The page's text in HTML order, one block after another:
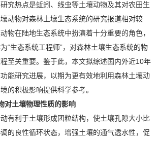
究热点是蚯蚓、线虫等土壤动物及其对农田生
动物对森林土壤生态系统的研究报道相对较
物在陆地生态系统中扮演着十分重要的角色，
“生态系统工程师”，对森林土壤生态系统的物
至关重要。鉴于此，本文拟综述国内外近10年
能研究进展，以期为更有效地利用森林土壤动
的积极影响提供科学参考。
对土壤物理性质的影响
利于土壤形成团粒结构，使土壤孔隙大小比
的良性循环状态，增强土壤的通气透水性，促